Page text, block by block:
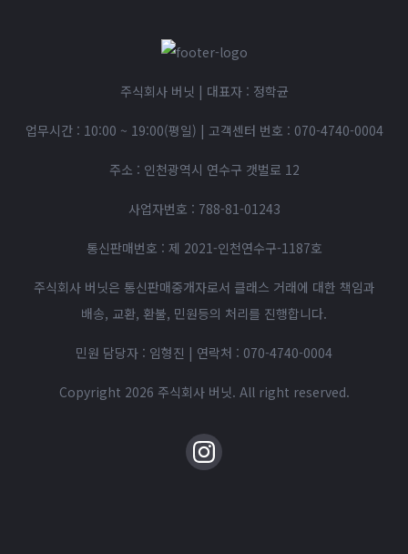
주식회사 버닛 | 대표자 : 정학균
업무시간 : 10:00 ~ 19:00(평일) | 고객센터 번호 : 070-4740-0004
주소 : 인천광역시 연수구 갯벌로 12
사업자번호 : 788-81-01243
통신판매번호 : 제 2021-인천연수구-1187호
주식회사 버닛은 통신판매중개자로서 클래스 거래에 대한 책임과
배송, 교환, 환불, 민원등의 처리를 진행합니다.
민원 담당자 : 임형진 | 연락처 : 070-4740-0004
Copyright 2026 주식회사 버닛. All right reserved.